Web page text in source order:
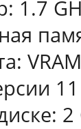
1.7
11
2